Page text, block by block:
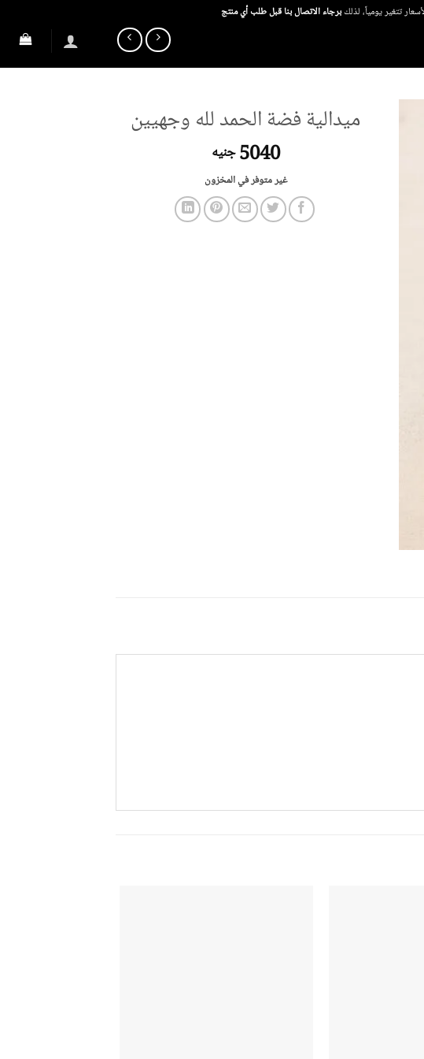
تتغير يومياً، لذلكبرجاء الاتصال بنا قبل طلب أي منتج
ميدالية فضة الحمد لله وجهيين
5040 جنيه
غير متوفر في المخزون